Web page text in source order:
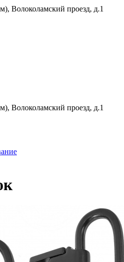
Волоколамский проезд, д.1
Волоколамский проезд, д.1